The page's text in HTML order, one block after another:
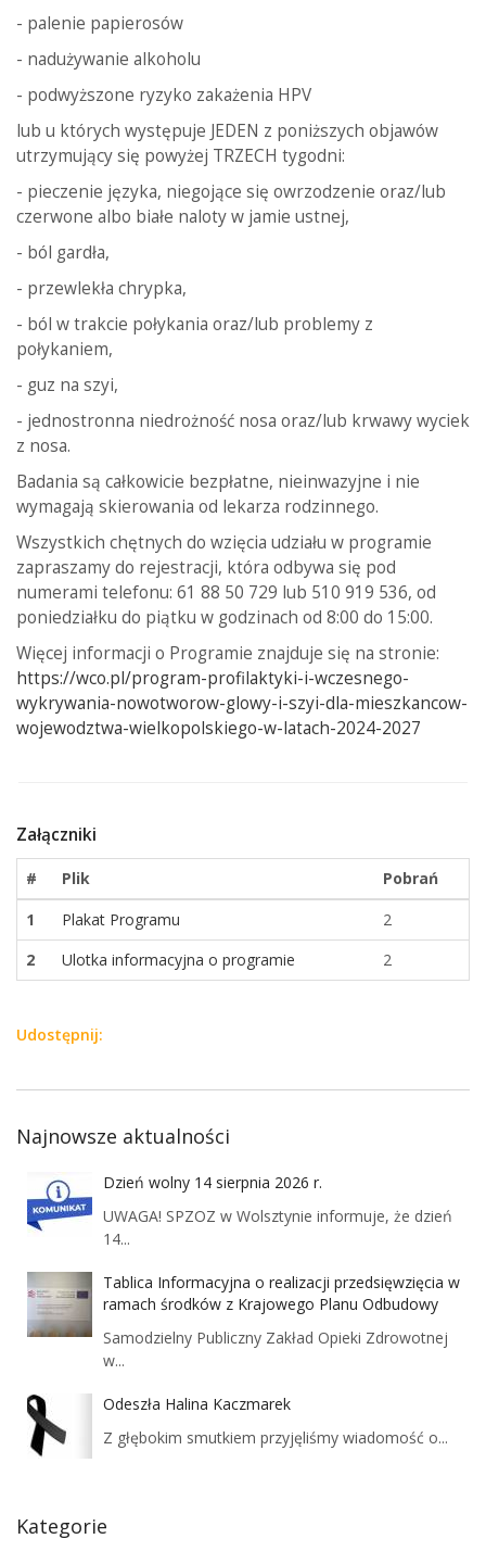
- palenie papierosów
- nadużywanie alkoholu
- podwyższone ryzyko zakażenia HPV
lub u których występuje JEDEN z poniższych objawów
utrzymujący się powyżej TRZECH tygodni:
- pieczenie języka, niegojące się owrzodzenie oraz/lub
czerwone albo białe naloty w jamie ustnej,
- ból gardła,
- przewlekła chrypka,
- ból w trakcie połykania oraz/lub problemy z
połykaniem,
- guz na szyi,
- jednostronna niedrożność nosa oraz/lub krwawy wyciek
z nosa.
Badania są całkowicie bezpłatne, nieinwazyjne i nie
wymagają skierowania od lekarza rodzinnego.
Wszystkich chętnych do wzięcia udziału w programie
zapraszamy do rejestracji, która odbywa się pod
numerami telefonu: 61 88 50 729 lub 510 919 536, od
poniedziałku do piątku w godzinach od 8:00 do 15:00.
Więcej informacji o Programie znajduje się na stronie:
https://wco.pl/program-profilaktyki-i-wczesnego-
wykrywania-nowotworow-glowy-i-szyi-dla-mieszkancow-
wojewodztwa-wielkopolskiego-w-latach-2024-2027
Załączniki
# Plik
Pobrań
1
Plakat Programu
2
2
Ulotka informacyjna o programie 2
Udostępnij:
Najnowsze aktualności
Dzień wolny 14 sierpnia 2026 r.
UWAGA! SPZOZ w Wolsztynie informuje, że dzień
14...
Tablica Informacyjna o realizacji przedsięwzięcia w
ramach środków z Krajowego Planu Odbudowy
Samodzielny Publiczny Zakład Opieki Zdrowotnej
w...
Odeszła Halina Kaczmarek
Z głębokim smutkiem przyjęliśmy wiadomość o...
Kategorie